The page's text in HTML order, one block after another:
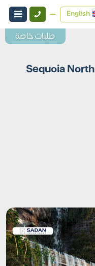
English
قرية سيكويا الساحل الشمالي Sequoia North
طلبات خاصة